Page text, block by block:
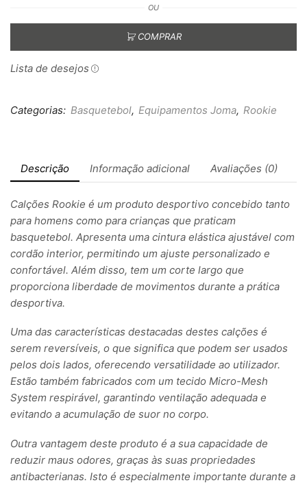
OU
COMPRAR
Lista de desejos
Categorias: Basquetebol, Equipamentos Joma, Rookie
Descrição Informação adicional Avaliações (0)
Calções Rookie é um produto desportivo concebido tanto
para homens como para crianças que praticam
basquetebol. Apresenta uma cintura elástica ajustável com
cordão interior, permitindo um ajuste personalizado e
confortável. Além disso, tem um corte largo que
proporciona liberdade de movimentos durante a prática
desportiva.
Uma das características destacadas destes calções é
serem reversíveis, o que significa que podem ser usados
pelos dois lados, oferecendo versatilidade ao utilizador.
Estão também fabricados com um tecido Micro-Mesh
System respirável, garantindo ventilação adequada e
evitando a acumulação de suor no corpo.
Outra vantagem deste produto é a sua capacidade de
reduzir maus odores, graças às suas propriedades
antibacterianas. Isto é especialmente importante durante a